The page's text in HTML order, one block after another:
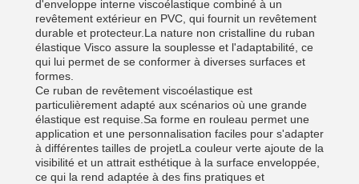
d'enveloppe interne viscoélastique combiné à un
revêtement extérieur en PVC, qui fournit un revêtement
durable et protecteur.La nature non cristalline du ruban
élastique Visco assure la souplesse et l'adaptabilité, ce
qui lui permet de se conformer à diverses surfaces et
formes.
Ce ruban de revêtement viscoélastique est
particulièrement adapté aux scénarios où une grande
élastique est requise.Sa forme en rouleau permet une
application et une personnalisation faciles pour s'adapter
à différentes tailles de projetLa couleur verte ajoute de la
visibilité et un attrait esthétique à la surface enveloppée,
ce qui la rend adaptée à des fins pratiques et